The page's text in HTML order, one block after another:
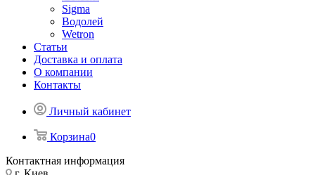
Sigma
Водолей
Wetron
Статьи
Доставка и оплата
О компании
Контакты
Личный кабинет
Корзина0
Контактная информация